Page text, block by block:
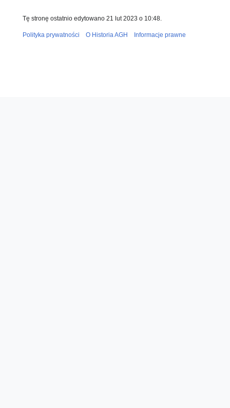
Tę stronę ostatnio edytowano 21 lut 2023 o 10:48.
Polityka prywatności O Historia AGH Informacje prawne